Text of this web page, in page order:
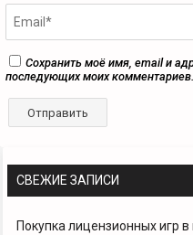
СВЕЖИЕ ЗАПИСИ
Покупка лицензионных игр
Сохранить моё имя, email и
последующих моих комментариев.